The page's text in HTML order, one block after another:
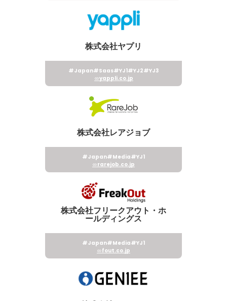
株式会社ヤプリ
#Japan#Saas#YJ1#YJ2#YJ3
yappli.co.jp
株式会社レアジョブ
#Japan#Media#YJ1
rarejob.co.jp
株式会社フリークアウト・ホ
ールディングス
#Japan#Media#YJ1
fout.co.jp